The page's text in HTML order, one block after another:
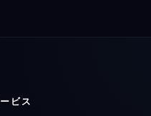
ビス